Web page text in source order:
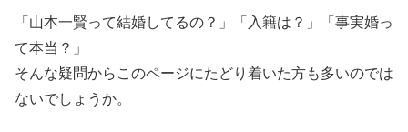
「山本一賢って結婚してるの？」「入籍は？」「事実婚っ
て本当？」
そんな疑問からこのページにたどり着いた方も多いのでは
ないでしょうか。